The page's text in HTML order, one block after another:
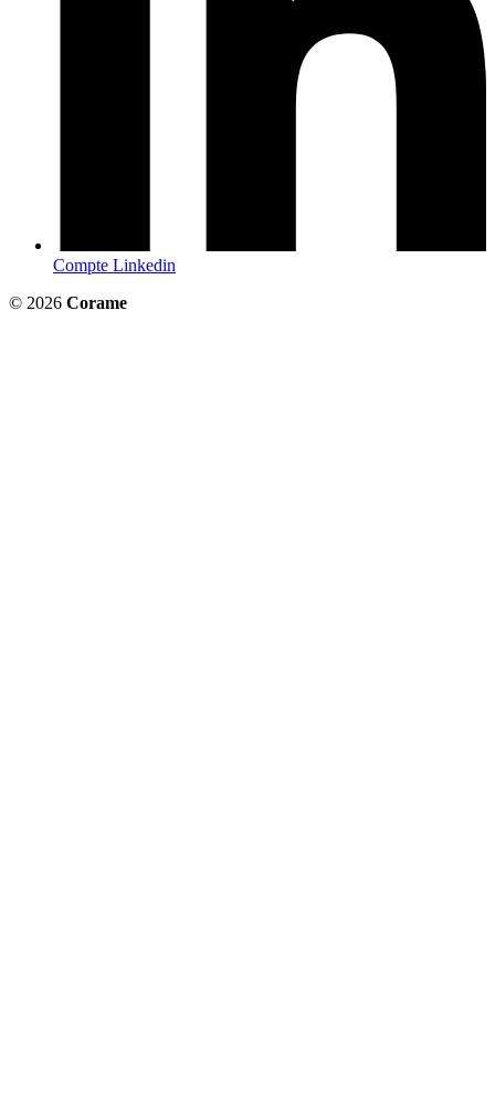
Compte Linkedin
© 2026 Corame